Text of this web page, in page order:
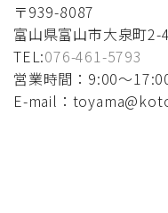
〒939-8087
富山県富山市大泉町
TEL:076-461-5793
営業時間：9:00〜
E-mail：